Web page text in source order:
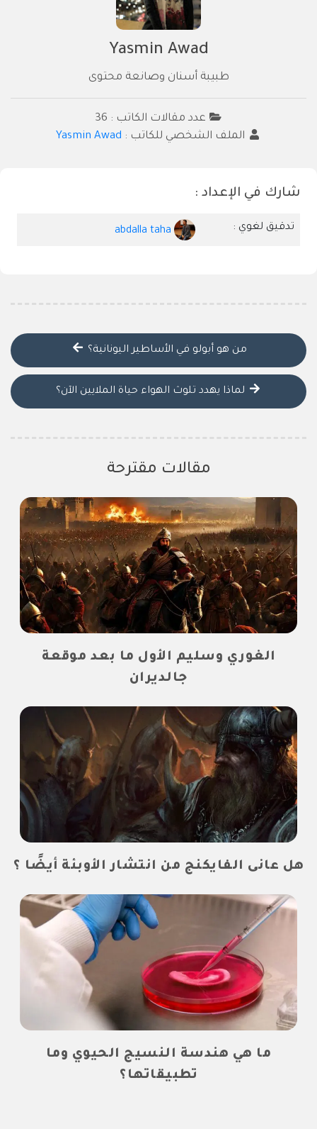
Yasmin Awad
طبيبة أسنان وصانعة محتوى
عدد مقالات الكاتب : 36
الملف الشخصي للكاتب : Yasmin Awad
شارك في الإعداد :
تدقيق لغوي : abdalla taha
من هو أبولو في الأساطير اليونانية؟
لماذا يهدد تلوث الهواء حياة الملايين الآن؟
مقالات مقترحة
الغوري وسليم الأول ما بعد موقعة
جالديران
هل عانى الفايكنج من انتشار الأوبئة أيضًا ؟
ما هي هندسة النسيج الحيوي وما
تطبيقاتها؟